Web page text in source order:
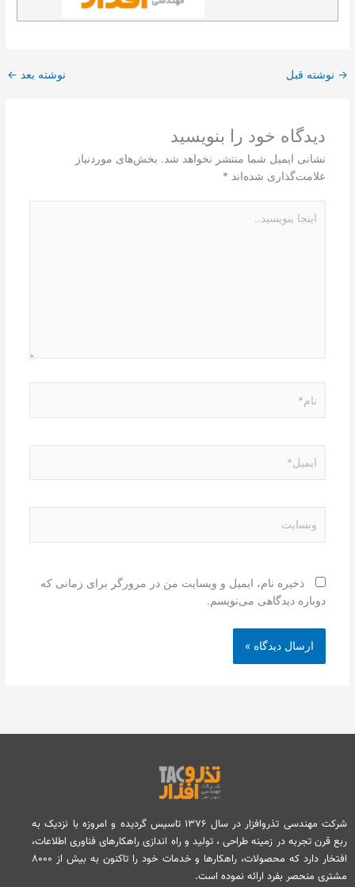
→ نوشته قبل نوشته بعد ←
دیدگاه‌ خود را بنویسید
نشانی ایمیل شما منتشر نخواهد شد. بخش‌های موردنیاز
علامت‌گذاری شده‌اند *
بنویسید..
ذخیره نام، ایمیل و وبسایت من در مرورگر برای زمانی که
دوباره دیدگاهی می‌نویسم.
شرکت مهندسی تذروافزار در سال ۱۳۷۶ تاسیس گردیده و امروزه با نزدیک به
ربع قرن تجربه در زمینه طراحی ، تولید و راه اندازی راهکارهای فناوری اطلاعات،
افتخار دارد که محصولات، راهکارها و خدمات خود را تاکنون به بیش از ۸۰۰۰
مشتری منحصر بفرد ارائه نموده است.